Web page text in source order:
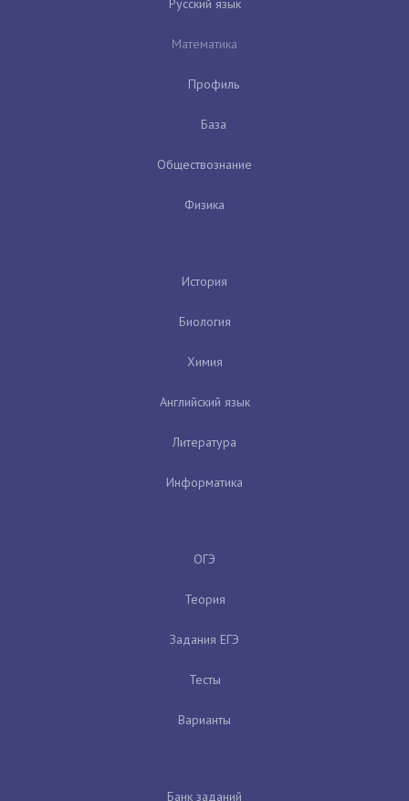
Русский язык
Математика
Профиль
База
Обществознание
Физика
История
Биология
Химия
Английский язык
Литература
Информатика
ОГЭ
Теория
Задания ЕГЭ
Тесты
Варианты
Банк заданий